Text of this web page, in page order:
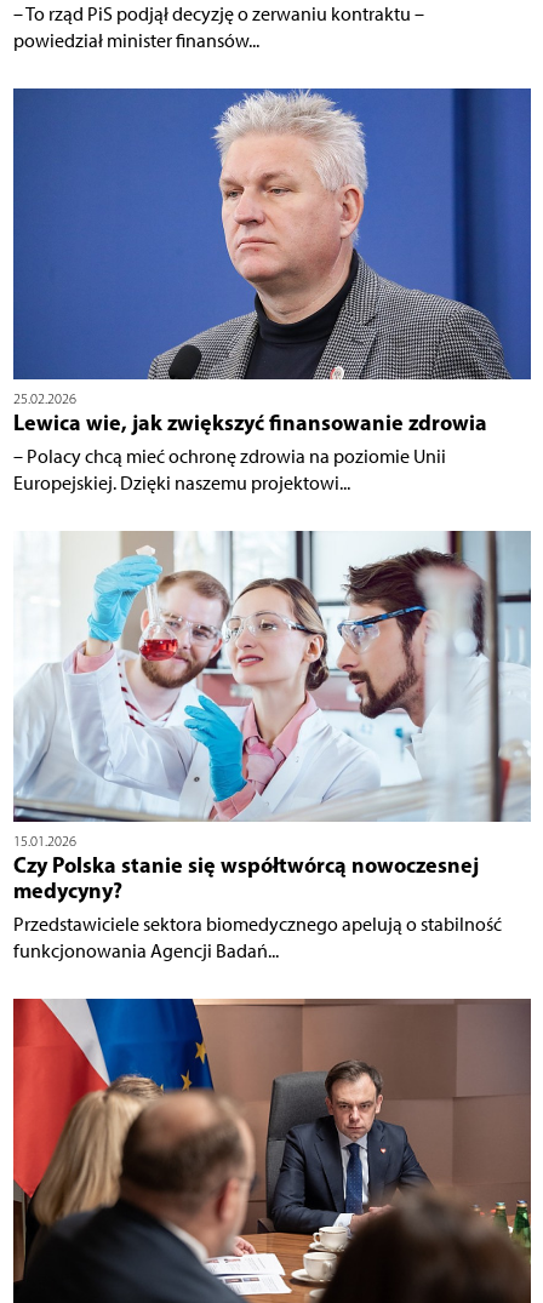
– To rząd PiS podjął decyzję o zerwaniu kontraktu –
powiedział minister finansów...
25.02.2026
Lewica wie, jak zwiększyć finansowanie zdrowia
– Polacy chcą mieć ochronę zdrowia na poziomie Unii
Europejskiej. Dzięki naszemu projektowi...
15.01.2026
Czy Polska stanie się współtwórcą nowoczesnej
medycyny?
Przedstawiciele sektora biomedycznego apelują o stabilność
funkcjonowania Agencji Badań...